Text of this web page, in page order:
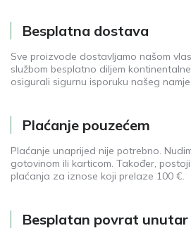
Besplatna dostava
Sve proizvode dostavljamo našom
službom besplatno diljem
osigurali sigurnu isporuku našeg
Plaćanje pouzećem
Plaćanje unaprijed nije potrebno.
gotovinom ili karticom. Također,
plaćanja za iznose koji prelaze 100 €.
Besplatan povrat unutar